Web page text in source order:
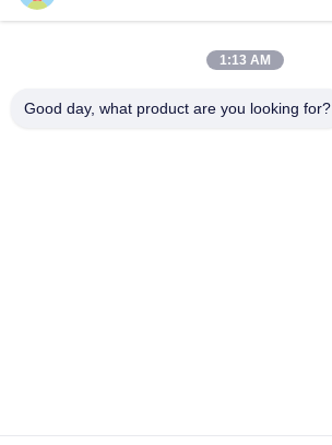
Catégories
Fibre discontinue de polyesters
Fibre de polyester à faible fusion
1:13 AM
Good day, what product are you looking for?